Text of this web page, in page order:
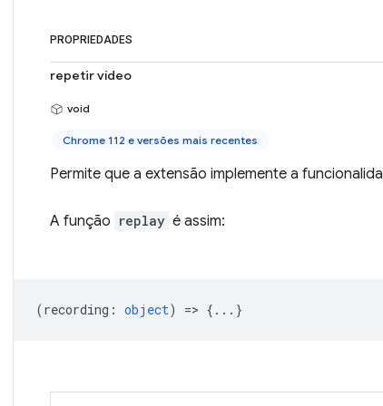
PROPRIEDADES
repetir vídeo
void
Chrome 112 e versões mais recentes
Permite que a extensão implemente a
A função replay é assim:
(recording : object) => {...}